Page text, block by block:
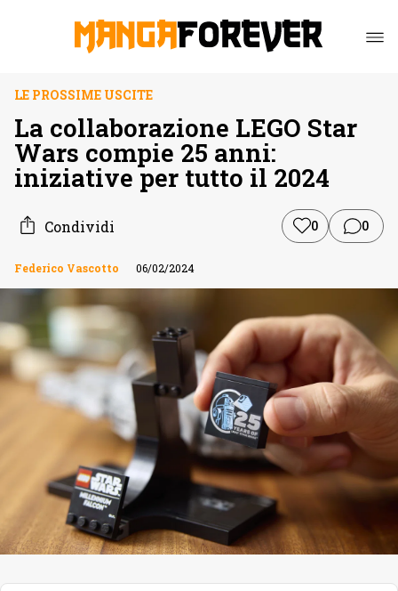
LE PROSSIME USCITE
La collaborazione LEGO Star
Wars compie 25 anni:
iniziative per tutto il 2024
Condividi 0 0
Federico Vascotto 06/02/2024